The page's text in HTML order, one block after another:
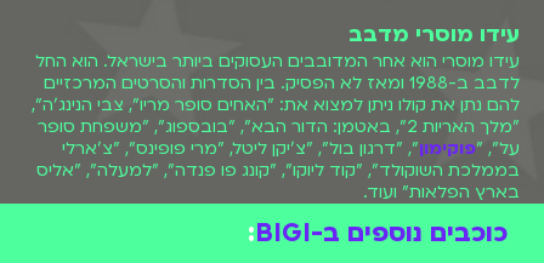
עידו מוסרי מדבב
עידו מוסרי הוא אחר המדובבים העסוקים ביותר בישראל. הוא החל
לדבב ב-1988 ומאז לא הפסיק. בין הסדרות והסרטים המרכזיים
להם נתן את קולו ניתן למצוא את: "האחים סופר מריו", צבי הנינג'ה",
"מלך האריות 2", באטמן: הדור הבא", "בובספוג", "משפחת סופר
על", "פוקימון", "דרגון בול", "צ'יקן ליטל, "מרי פופינס", "צ'ארלי
בממלכת השוקולד", "קוד ליוקו", "קונג פו פנדה", "למעלה", "אליס
בארץ הפלאות" ועוד.
כוכבים נוספים ב-BIGI :